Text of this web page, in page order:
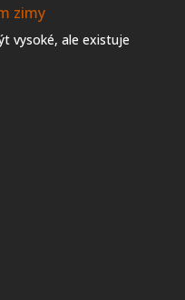
zimy
vysoké, ale existuje